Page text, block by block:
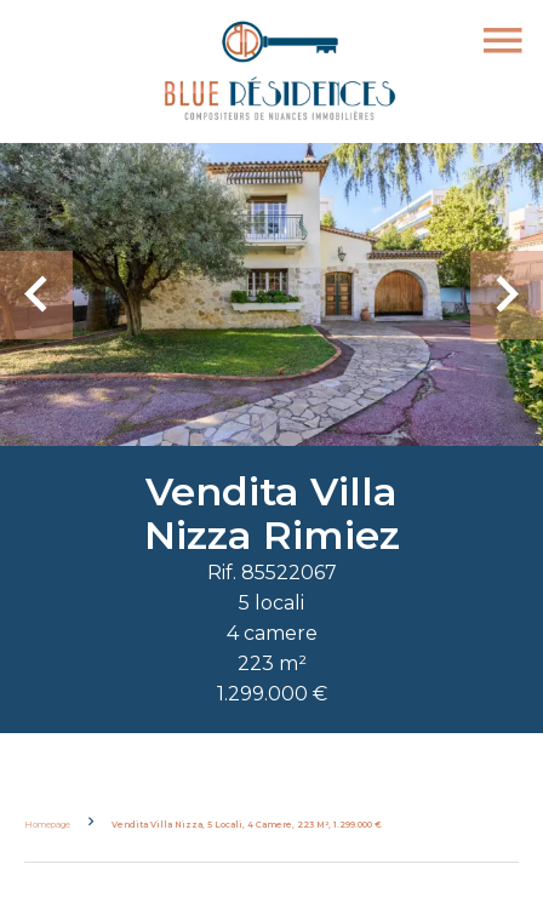
Vendita Villa
Nizza Rimiez
Rif. 85522067
5 locali
4 camere
223 m²
1.299.000 €
Homepage Vendita Villa Nizza, 5 Locali, 4 Camere, 223 M², 1.299.000 €